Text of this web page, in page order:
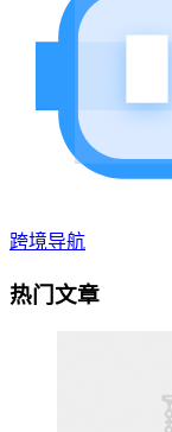
跨境导航
热门文章